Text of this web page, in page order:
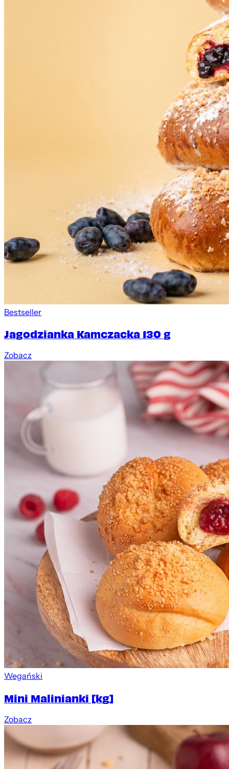
Bestseller
Jagodzianka Kamczacka 130 g
Zobacz
Wegański
Mini Malinianki [kg]
Zobacz